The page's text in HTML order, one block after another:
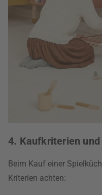
4. Kaufkriterien und
Beim Kauf einer
Kriterien achten: